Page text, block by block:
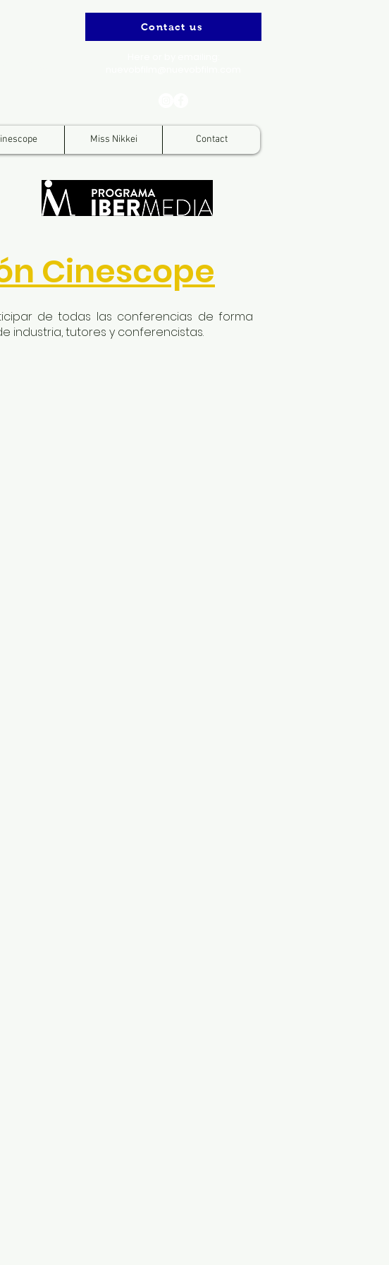
Contact us
Miss Nikkei Contact
Cinescope
de todas las conferencias de forma
industria, tutores y conferencistas.